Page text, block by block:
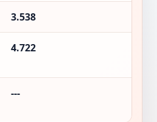
3.538
4.722
---